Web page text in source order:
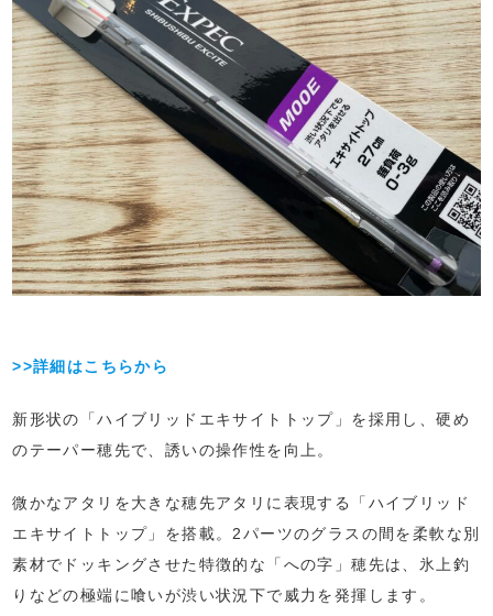
>>詳細はこちらから
新形状の「ハイブリッドエキサイトトップ」を採用し、硬め
のテーパー穂先で、誘いの操作性を向上。
微かなアタリを大きな穂先アタリに表現する「ハイブリッド
エキサイトトップ」を搭載。2パーツのグラスの間を柔軟な別
素材でドッキングさせた特徴的な「への字」穂先は、氷上釣
りなどの極端に喰いが渋い状況下で威力を発揮します。